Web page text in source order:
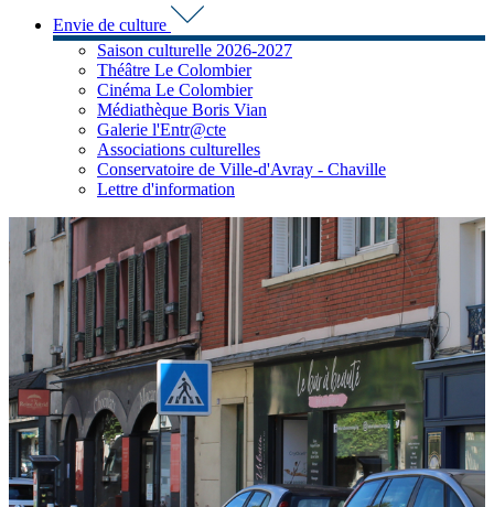
Envie de culture
Saison culturelle 2026-2027
Théâtre Le Colombier
Cinéma Le Colombier
Médiathèque Boris Vian
Galerie l'Entr@cte
Associations culturelles
Conservatoire de Ville-d'Avray - Chaville
Lettre d'information